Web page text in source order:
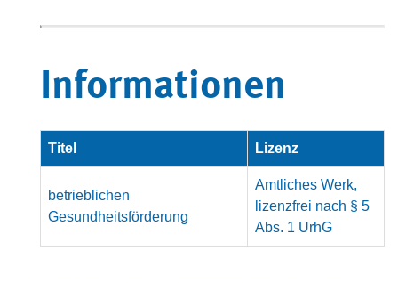
Informationen
Titel Lizenz
betrieblichen
Gesundheitsförderung
Amtliches Werk,
lizenzfrei nach § 5
Abs. 1 UrhG